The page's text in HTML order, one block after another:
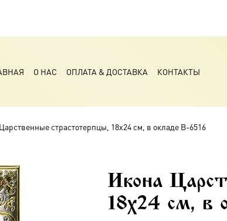
О НАС ОПЛАТА & ДОСТАВКА КОНТАКТЫ
страстотерпцы, 18х24 см, в окладе B-6516
Икона
18х24 см, в